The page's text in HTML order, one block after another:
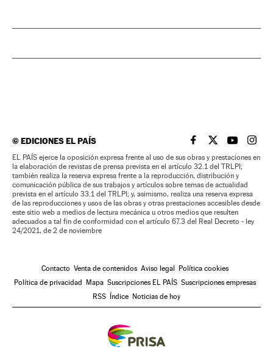
©EDICIONES EL PAÍS EL PAÍS BRASIL EN
EL PAÍSEL PAÍS
EL
EL PAÍS ejerce la oposición expresa frente al uso de sus obras y prestaciones en
la elaboración de revistas de prensa prevista en el artículo 32.1 del TRLPI;
también realiza la reserva expresa frente a la reproducción, distribución y
comunicación pública de sus trabajos y artículos sobre temas de actualidad
prevista en el artículo 33.1 del TRLPI; y, asimismo, realiza una reserva expresa
de las reproducciones y usos de las obras y otras prestaciones accesibles desde
este sitio web a medios de lectura mecánica u otros medios que resulten
adecuados a tal fin de conformidad con el artículo 67.3 del Real Decreto - ley
24/2021, de 2 de noviembre
Contacto Venta de contenidos Aviso legal Política cookies
Política de privacidad Mapa Suscripciones EL PAÍS Suscripciones empresas
RSS Índice Noticias de hoy